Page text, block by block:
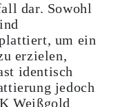
dar. Sowohl
um ein
erzielen,
identisch
jedoch
Weißgold